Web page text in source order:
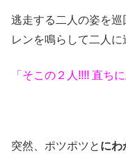
逃走する二人の姿を巡
レンを鳴らして二人に
「そこの２人!!!! 直ち
突然、ポツポツと にわ